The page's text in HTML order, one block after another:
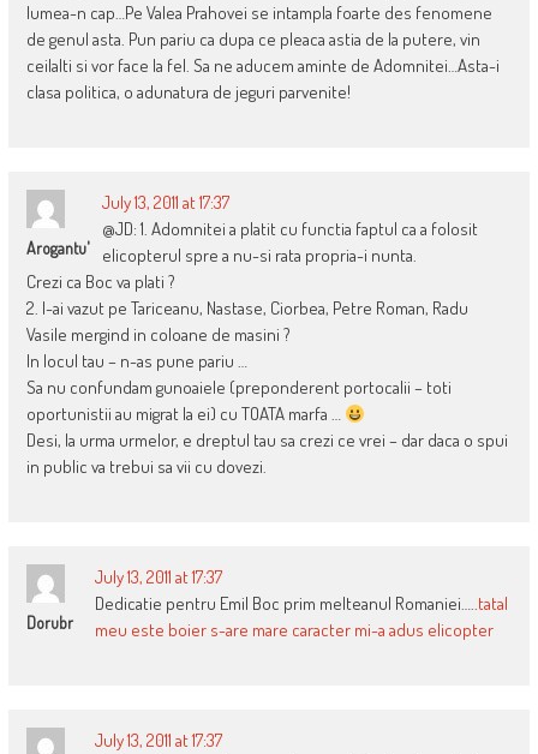
lumea-n cap…Pe Valea Prahovei se intampla foarte des fenomene
de genul asta. Pun pariu ca dupa ce pleaca astia de la putere, vin
ceilalti si vor face la fel. Sa ne aducem aminte de Adomnitei…Asta-i
clasa politica, o adunatura de jeguri parvenite!
Arogantu'
July 13, 2011 at 17:37
@JD: 1. Adomnitei a platit cu functia faptul ca a folosit
elicopterul spre a nu-si rata propria-i nunta.
Crezi ca Boc va plati ?
2. I-ai vazut pe Tariceanu, Nastase, Ciorbea, Petre Roman, Radu
Vasile mergind in coloane de masini ?
In locul tau – n-as pune pariu …
Sa nu confundam gunoaiele (preponderent portocalii – toti
oportunistii au migrat la ei) cu TOATA marfa …
Desi, la urma urmelor, e dreptul tau sa crezi ce vrei – dar daca o spui
in public va trebui sa vii cu dovezi.
Dorubr
July 13, 2011 at 17:37
Dedicatie pentru Emil Boc prim melteanul Romaniei…..tatal
meu este boier s-are mare caracter mi-a adus elicopter
July 13, 2011 at 17:37